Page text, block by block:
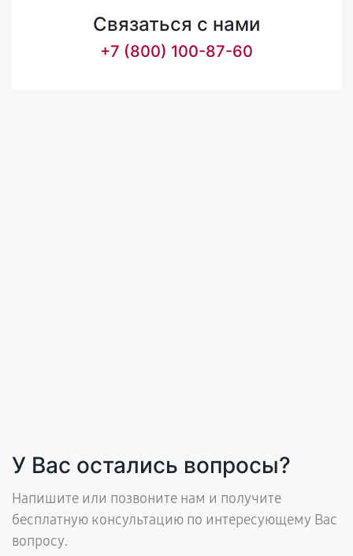
Связаться с нами
+7 (800) 100-87-60
У Вас остались вопросы?
Напишите или позвоните нам и получите
бесплатную консультацию по интересующему Вас
вопросу.